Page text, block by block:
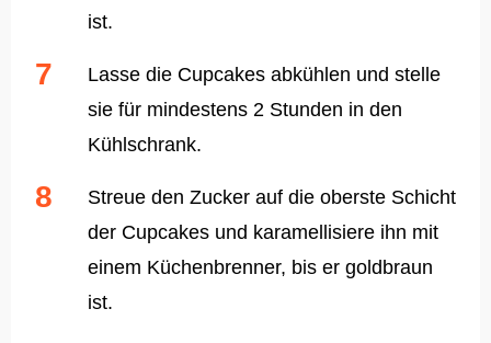
ist.
Lasse die Cupcakes abkühlen und stelle
sie für mindestens 2 Stunden in den
Kühlschrank.
Streue den Zucker auf die oberste Schicht
der Cupcakes und karamellisiere ihn mit
einem Küchenbrenner, bis er goldbraun
ist.